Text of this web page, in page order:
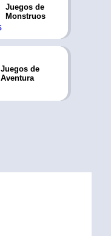
Juegos de
Monstruos
Juegos de
Aventura